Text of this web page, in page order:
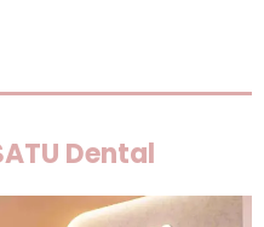
Dental